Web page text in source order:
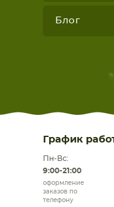
Блог
График
Пн-Вс:
9:00-21:00
оформление
заказов по
телефону